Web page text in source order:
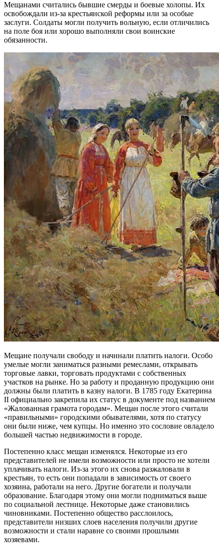
Мещанами считались бывшие смерды и боевые холопы. Их
освобождали из-за крестьянской реформы или за особые
заслуги. Солдаты могли получить вольную, если отличились
на поле боя или хорошо выполняли свои воинские
обязанности.
Мещане получали свободу и начинали платить налоги. Особо
умелые могли заниматься разными ремеслами, открывать
торговые лавки, торговать продуктами с собственных
участков на рынке. Но за работу и проданную продукцию они
должны были платить в казну налоги. В 1785 году Екатерина
II официально закрепила их статус в документе под названием
«Жалованная грамота городам». Мещан после этого считали
«правильными» городскими обывателями, хотя по статусу
они были ниже, чем купцы. Но именно это сословие овладело
большей частью недвижимости в городе.
Постепенно класс мещан изменялся. Некоторые из его
представителей не имели возможности или просто не хотели
уплачивать налоги. Из-за этого их снова разжаловали в
крестьян, то есть они попадали в зависимость от своего
хозяина, работали на него. Другие богатели и получали
образование. Благодаря этому они могли подниматься выше
по социальной лестнице. Некоторые даже становились
чиновниками. Постепенно общество расслоилось,
представители низших слоев населения получили другие
возможности и стали наравне со своими прошлыми
хозяевами.